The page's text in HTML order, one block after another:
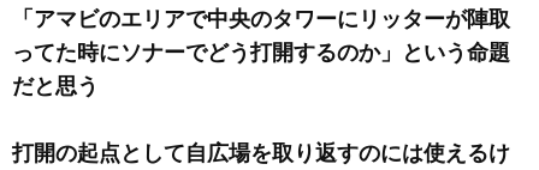
「アマビのエリアで中央のタワーにリッターが陣取
ってた時にソナーでどう打開するのか」という命題
だと思う
打開の起点として自広場を取り返すのには使えるけ